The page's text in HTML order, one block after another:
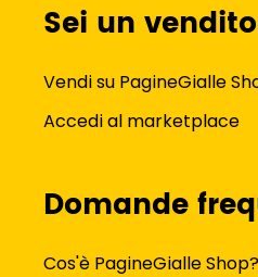
Sei un
Vendi su PagineGialle
Accedi al marketplace
Domande
Cos'è PagineGialle Shop?